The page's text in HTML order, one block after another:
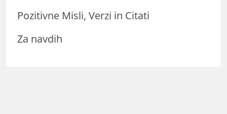
Pozitivne Misli, Verzi in Citati
Za navdih